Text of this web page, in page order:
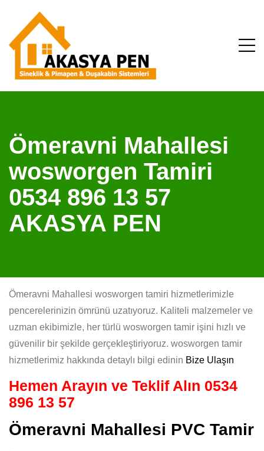
Ömeravni Mahallesi
wosworgen Tamiri
0534 896 13 57
AKASYA PEN
Ömeravni Mahallesi wosworgen tamiri hizmetlerimizle
pencerelerinizin ömrünü uzatıyoruz. Kaliteli malzemeler ve
uzman ekibimizle, her türlü wosworgen tamir işini hızlı ve
güvenilir bir şekilde gerçekleştiriyoruz. wosworgen tamir
hizmetlerimiz hakkında detaylı bilgi edinin Bize Ulaşın
Hemen Arayın ve Teklif Alın 0534
896 13 57
Ömeravni Mahallesi PVC Tamir